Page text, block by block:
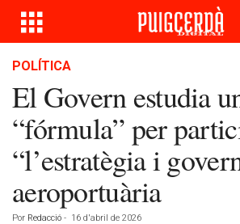
POLÍTICA
El Govern estudia
“fórmula” per
“l’estratègia i
aeroportuària
Por Redacció - 16 d'abril de 2026